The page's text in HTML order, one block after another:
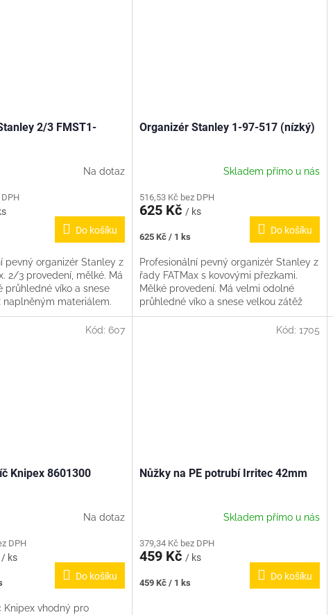
2/3 FMST1-
Na dotaz
Do košíku
pevný organizér Stanley z
2/3 provedení, mělké. Má
průhledné víko a snese
naplněným materiálem.
vyjímatelné a...
Organizér Stanley 1-97-517 (nízký)
Skladem přímo u nás
516,53 Kč bez DPH
625 Kč / ks
Měrná
625 Kč / 1 ks
Do košíku
Profesionální pevný organizér Stanley z
řady FATMax s kovovými přezkami.
Mělké provedení. Má velmi odolné
průhledné víko a snese velkou zátěž
naplněným materiálem. Vaničky jsou...
Knipex 8601300
Na dotaz
DPH
/ ks
Do košíku
Knipex vhodný pro
Kód: 607
Nůžky na PE potrubí Irritec 42mm
Skladem přímo u nás
379,34 Kč bez DPH
459 Kč / ks
Měrná
459 Kč / 1 ks
Do košíku
Kód: 1705